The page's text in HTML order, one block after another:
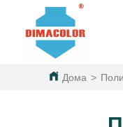
Дома >